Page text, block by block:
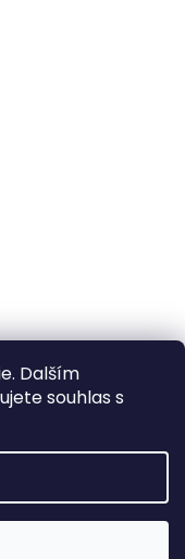
Dalším
souhlas s
×
jí